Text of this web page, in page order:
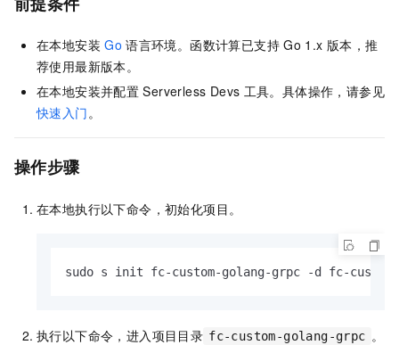
在本地安装 Go 语言环境。 函数计算已支持 Go 1.x 版本，推
荐使用最新版本。
在本地安装并配置 Serverless Devs 工具。具体操作，请参见
快速入门。
操作步骤
在本地执行以下命令，初始化项目。
sudo s init fc-custom-golang-grpc -d fc-custom-
执行以下命令，进入项目目录 fc-custom-golang-grpc 。